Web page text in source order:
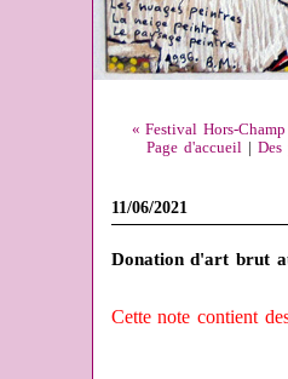
« Festival Hors-
Page d'accueil
Des
11/06/2021
Donation d'art brut
Cette note contient